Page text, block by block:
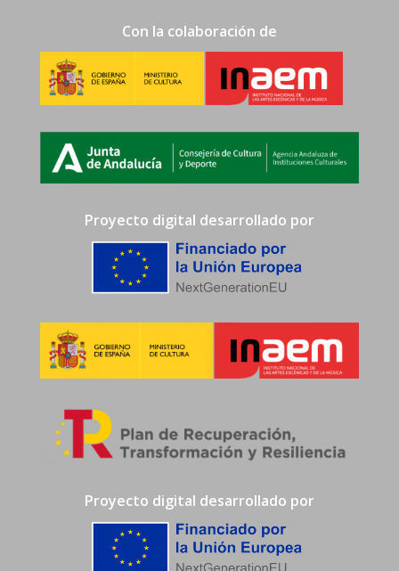
Con la colaboración de
Proyecto digital desarrollado por
Proyecto digital desarrollado por